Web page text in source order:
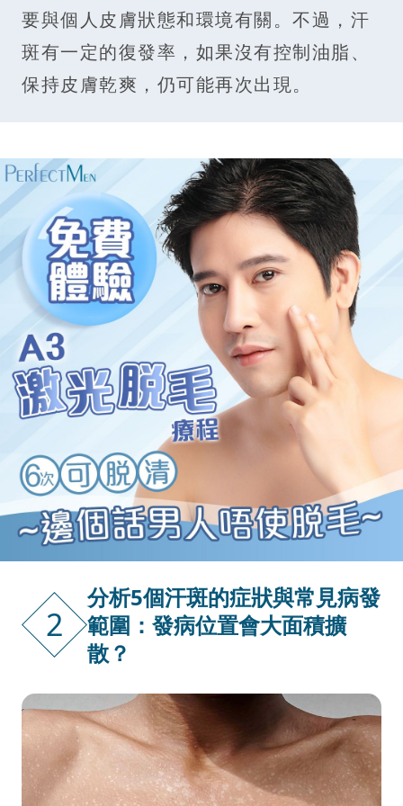
要與個人皮膚狀態和環境有關。不過，汗
斑有一定的復發率，如果沒有控制油脂、
保持皮膚乾爽，仍可能再次出現。
2
分析5個汗斑的症狀與常見病發
範圍：發病位置會大面積擴
散？